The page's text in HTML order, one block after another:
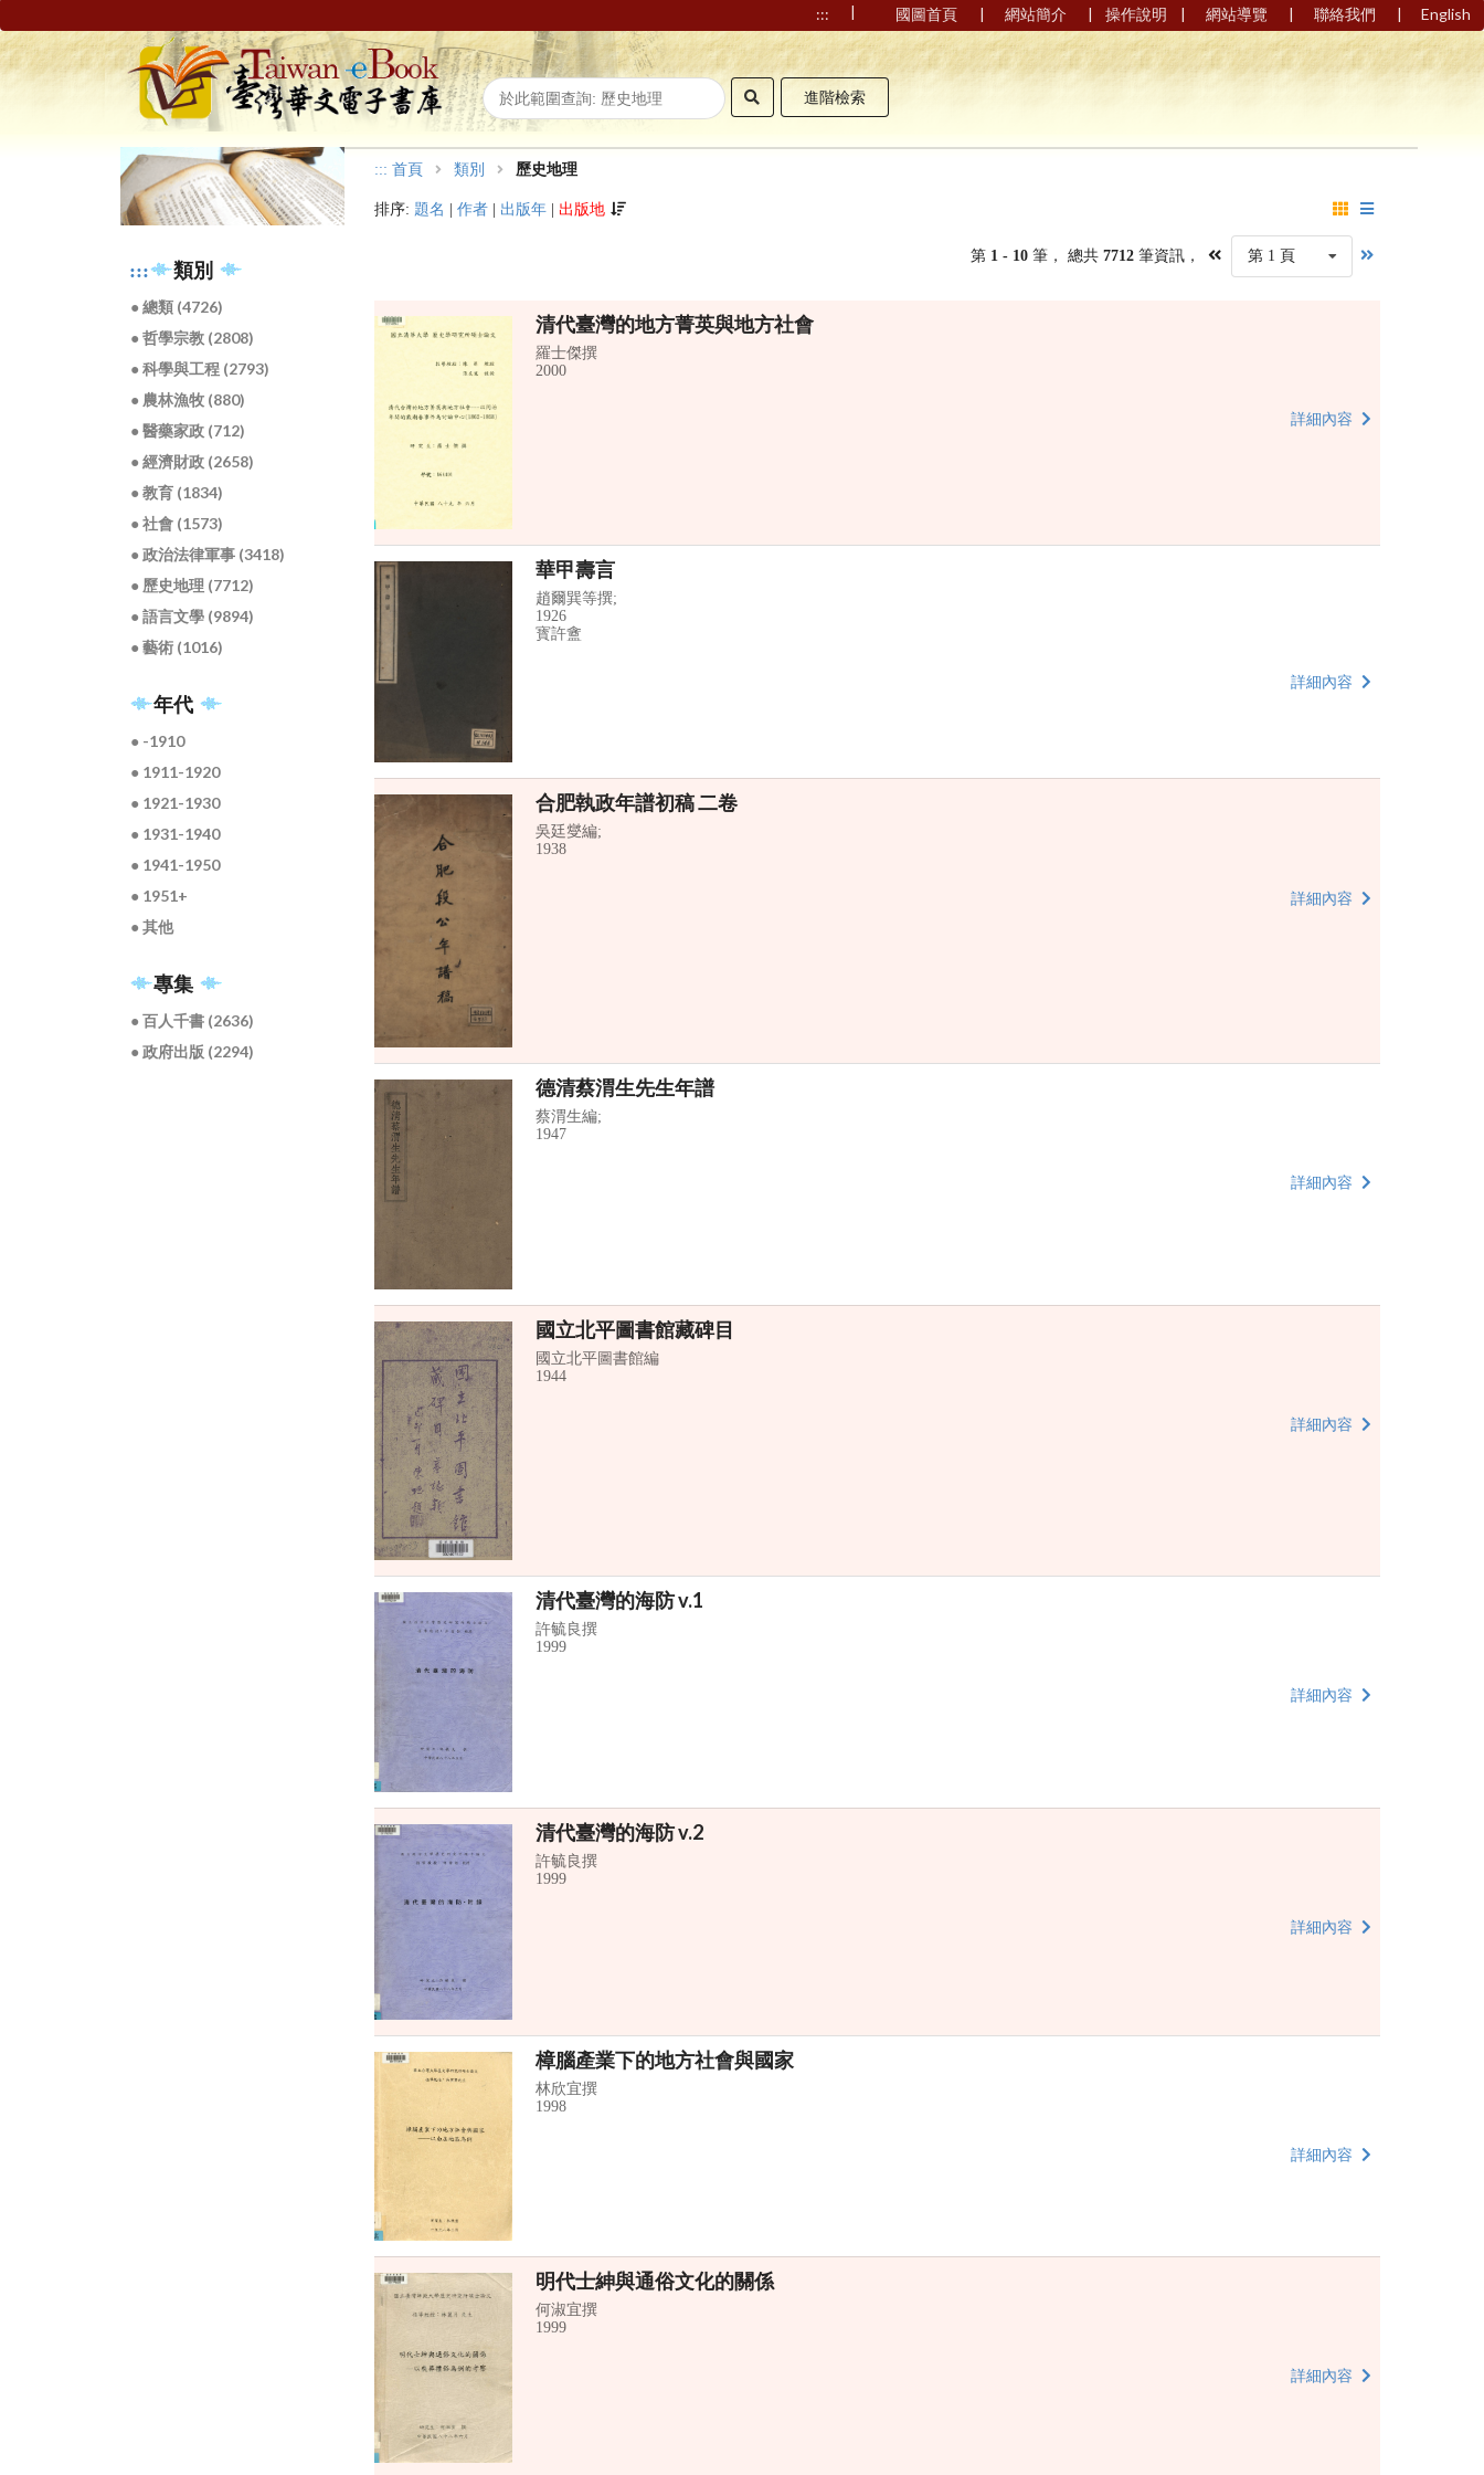
::: | 國圖首頁 | 網站簡介 | 操作說明 | 網站導覽 | 聯絡我們 | English
進階檢索
::: 類別
● 總類 (4726)
● 哲學宗教 (2808)
● 科學與工程 (2793)
● 農林漁牧 (880)
● 醫藥家政 (712)
● 經濟財政 (2658)
● 教育 (1834)
● 社會 (1573)
● 政治法律軍事 (3418)
● 歷史地理 (7712)
● 語言文學 (9894)
● 藝術 (1016)
年代
● -1910
● 1911-1920
● 1921-1930
● 1931-1940
● 1941-1950
● 1951+
● 其他
專集
● 百人千書 (2636)
● 政府出版 (2294)
::: 首頁 類別 歷史地理
排序: 題名 |作者 出版年 |出版地
第 1 - 10筆， 總共7712 筆資訊， 第 1 頁
清代臺灣的地方菁英與地方社會
羅士傑撰
2000
詳細內容
華甲壽言
趙爾巽等撰;
1926
寳許盦
詳細內容
合肥執政年譜初稿 二卷
吳廷燮編;
1938
詳細內容
德清蔡渭生先生年譜
蔡渭生編;
1947
詳細內容
國立北平圖書館藏碑目
國立北平圖書館編
1944
詳細內容
清代臺灣的海防 v.1
許毓良撰
1999
詳細內容
清代臺灣的海防 v.2
許毓良撰
1999
詳細內容
樟腦產業下的地方社會與國家
林欣宜撰
1998
詳細內容
明代士紳與通俗文化的關係
何淑宜撰
1999
詳細內容